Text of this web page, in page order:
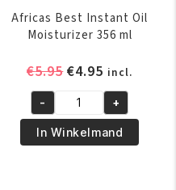
Africas Best Instant Oil
Moisturizer 356 ml
€5.95
was:
€5.95.
€4.95 Huidige
prijs
is:
€4.95.
incl.
Africas
Best
Instant
- +
In Winkelmand